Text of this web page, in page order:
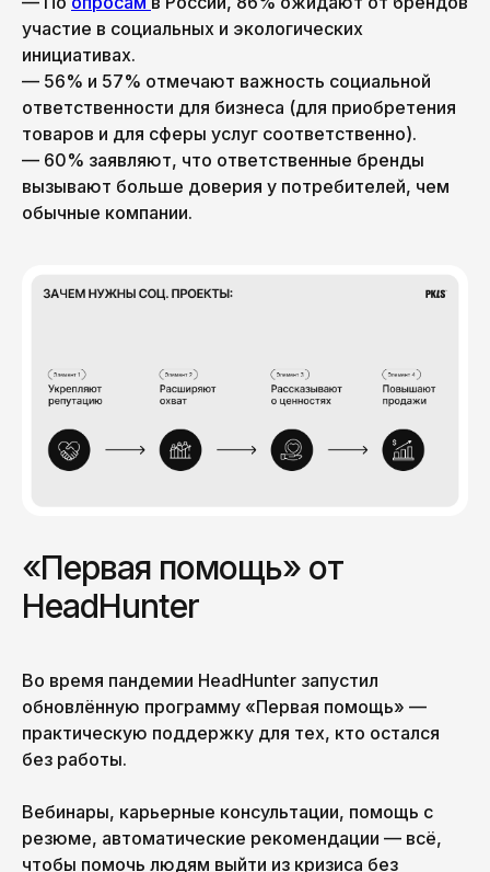
участие в социальных и экологических
инициативах.
— 56% и 57% отмечают важность социальной
ответственности для бизнеса (для приобретения
товаров и для сферы услуг соответственно).
— 60% заявляют, что ответственные бренды
вызывают больше доверия у потребителей, чем
обычные компании.
«Первая помощь» от
HeadHunter
Во время пандемии HeadHunter запустил
обновлённую программу «Первая помощь» —
практическую поддержку для тех, кто остался
без работы.
Вебинары, карьерные консультации, помощь с
резюме, автоматические рекомендации — всё,
чтобы помочь людям выйти из кризиса без